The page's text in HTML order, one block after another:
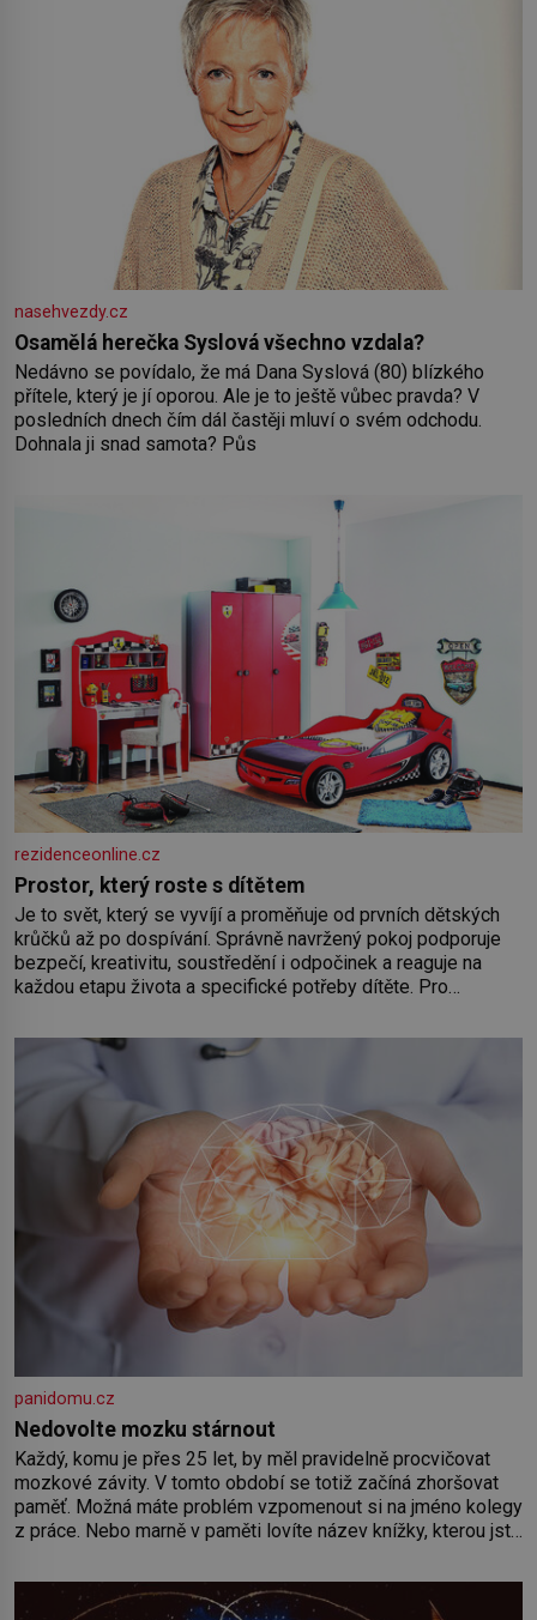
nasehvezdy.cz
Osamělá herečka Syslová všechno vzdala?
Nedávno se povídalo, že má Dana Syslová (80) blízkého
přítele, který je jí oporou. Ale je to ještě vůbec pravda? V
posledních dnech čím dál častěji mluví o svém odchodu.
Dohnala ji snad samota? Půs
rezidenceonline.cz
Prostor, který roste s dítětem
Je to svět, který se vyvíjí a proměňuje od prvních dětských
krůčků až po dospívání. Správně navržený pokoj podporuje
bezpečí, kreativitu, soustředění i odpočinek a reaguje na
každou etapu života a specifické potřeby dítěte. Pro
by pokoj miminka měl působit především klidně a útulně.
Předškolní věk je
panidomu.cz
Nedovolte mozku stárnout
Každý, komu je přes 25 let, by měl pravidelně procvičovat
mozkové závity. V tomto období se totiž začíná zhoršovat
paměť. Možná máte problém vzpomenout si na jméno kolegy
z práce. Nebo marně v paměti lovíte název knížky, kterou jste
paměť rozhodla stávkovat. Cvičte